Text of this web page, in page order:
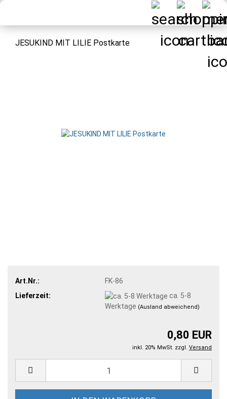
JESUKIND MIT LILIE Postkarte
Art.Nr.:
FK-86
Lieferzeit:
ca. 5-8
Werktage (Ausland abweichend)
0,80 EUR
inkl. 20% MwSt. zzgl. Versand